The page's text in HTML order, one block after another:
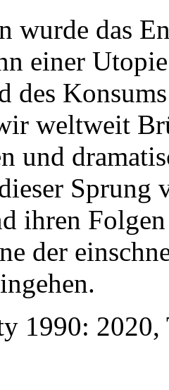
wurde das
einer
weltweit
und
Sprung
ihren
der
1990: 2020,